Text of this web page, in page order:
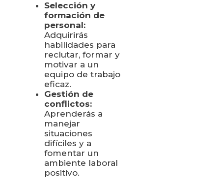
Selección y
formación de
personal:
Adquirirás
habilidades para
reclutar, formar y
motivar a un
equipo de trabajo
eficaz.
Gestión de
conflictos:
Aprenderás a
manejar
situaciones
difíciles y a
fomentar un
ambiente laboral
positivo.